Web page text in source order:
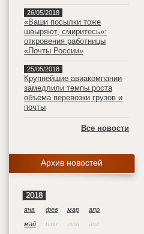
26/05/2018
«Ваши посылки тоже
швыряют, смиритесь»:
откровения работницы
«Почты России»
25/05/2018
Крупнейшие авиакомпании
замедлили темпы роста
объема перевозки грузов и
почты
Все новости
Архив новостей
2018
янв фев мар
апр
май
июн июл
авг